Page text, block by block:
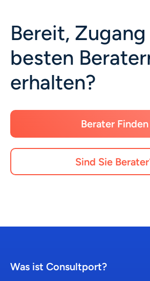
Bereit,
besten
erhalten?
Berater Finden
Sind Sie
Was ist Consultport?